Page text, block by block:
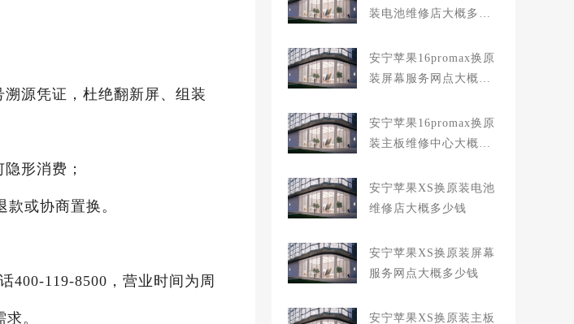
源凭证，杜绝翻新屏、组装
形消费；
或协商置换。
400-119-8500，营业时间为周
。
装电池维修店大概多少
安宁苹果16promax换原
装屏幕服务网点大概多
安宁苹果16promax换原
装主板维修中心大概多
安宁苹果XS换原装电池
维修店大概多少钱
安宁苹果XS换原装屏幕
服务网点大概多少钱
安宁苹果XS换原装主板